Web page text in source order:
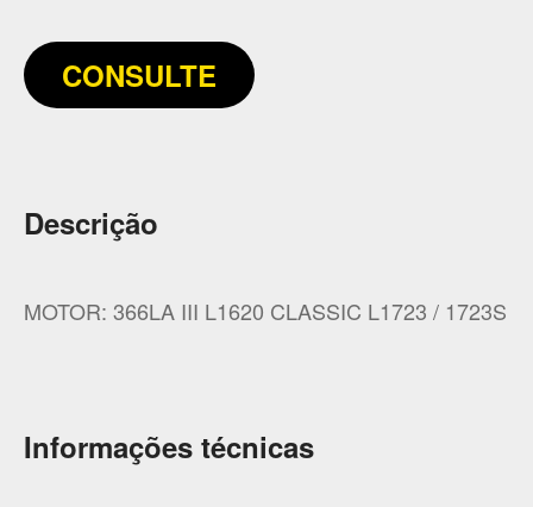
CONSULTE
Descrição
MOTOR: 366LA III L1620 CLASSIC L1723 / 1723S
Informações técnicas